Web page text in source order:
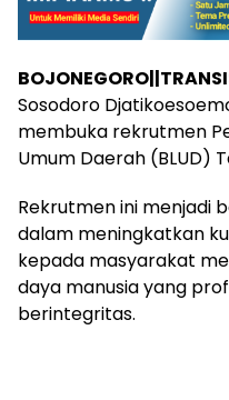
Sosodoro
membuka rekrutmen
Umum Daerah (BLUD)
Rekrutmen ini menjadi
dalam meningkatkan
kepada masyarakat
daya manusia yang
berintegritas.